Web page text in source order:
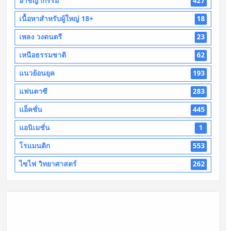
เนื้อหาสำหรับผู้ใหญ่ 18+
18
เพลง วงดนตรี
23
เหนือธรรมชาติ
62
แนวย้อนยุค
193
แฟนตาซี
283
แอ็คชั่น
445
แอนิเมชั่น
1
โรแมนติก
553
ไซไฟ วิทยาศาสตร์
262